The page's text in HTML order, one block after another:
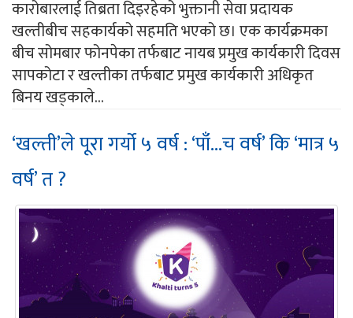
कारोबारलाई तिब्रता दिइरहेको भुक्तानी सेवा प्रदायक
खल्तीबीच सहकार्यको सहमति भएको छ। एक कार्यक्रमका
बीच सोमबार फोनपेका तर्फबाट नायब प्रमुख कार्यकारी दिवस
सापकोटा र खल्तीका तर्फबाट प्रमुख कार्यकारी अधिकृत
बिनय खड्काले...
‘खल्ती’ले पूरा गर्यो ५ वर्ष : ‘पाँ...च वर्ष’ कि ‘मात्र ५
वर्ष’ त ?